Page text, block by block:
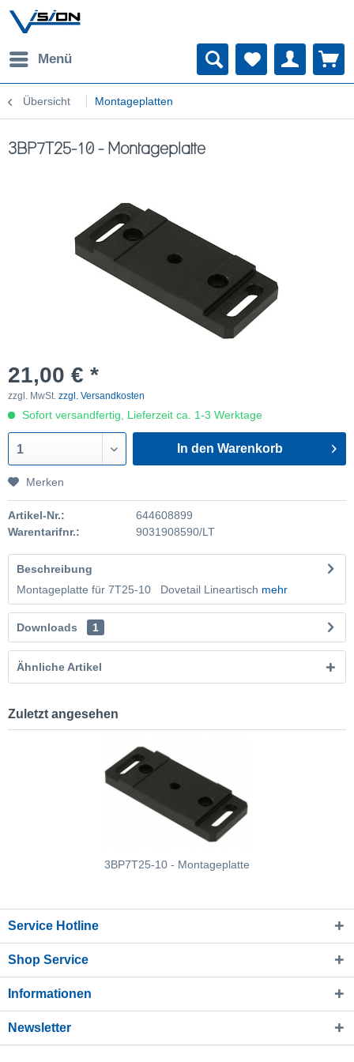
Menü
Übersicht Montageplatten
3BP7T25-10 - Montageplatte
21,00 € *
zzgl. MwSt. zzgl. Versandkosten
Sofort versandfertig, Lieferzeit ca. 1-3 Werktage
1 In den Warenkorb
Merken
Artikel-Nr.:
644608899
Warentarifnr.:
9031908590/LT
Beschreibung
Montageplatte für 7T25-10 Dovetail Lineartisch mehr
Downloads 1
Ähnliche Artikel
Zuletzt angesehen
3BP7T25-10 - Montageplatte
Service Hotline
Shop Service
Informationen
Newsletter